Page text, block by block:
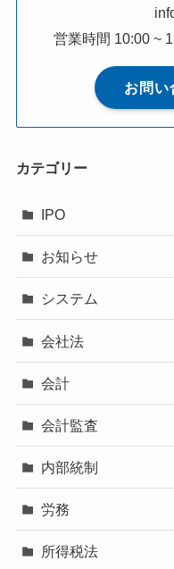
営業時間 10:00 ~
お問い
カテゴリー
IPO
お知らせ
システム
会社法
会計
会計監査
内部統制
労務
所得税法